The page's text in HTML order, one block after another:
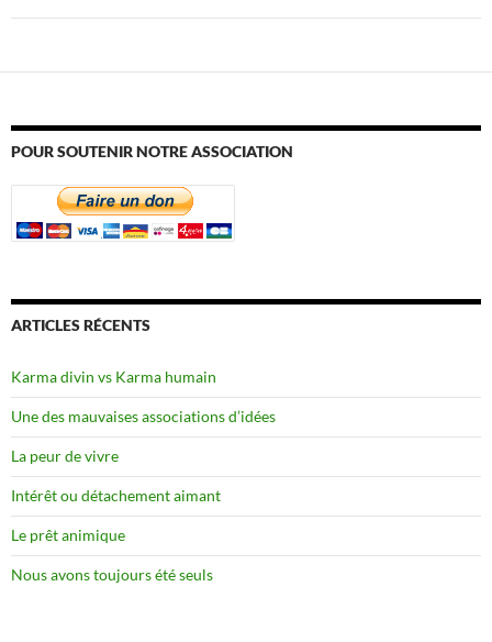
POUR SOUTENIR NOTRE ASSOCIATION
ARTICLES RÉCENTS
Karma divin vs Karma humain
Une des mauvaises associations d’idées
La peur de vivre
Intérêt ou détachement aimant
Le prêt animique
Nous avons toujours été seuls